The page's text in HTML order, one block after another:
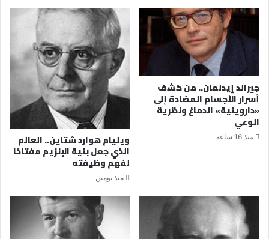
جيرالد إيدلمان.. من كشف
أسرار الأجسام المضادة إلى
«داروينية» الدماغ ونظرية
الوعي
منذ 16 ساعة ويليام هوارد شتاين.. العالم
الذي جعل بنية الإنزيم مفتاحًا
لفهم وظيفته
منذ يومين